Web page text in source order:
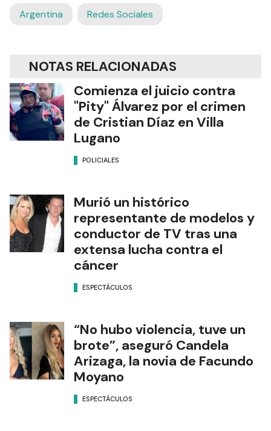
Argentina Redes Sociales
NOTAS RELACIONADAS
Comienza el juicio contra
"Pity" Álvarez por el crimen
de Cristian Díaz en Villa
Lugano
POLICIALES
Murió un histórico
representante de modelos y
conductor de TV tras una
extensa lucha contra el
cáncer
ESPECTÁCULOS
“No hubo violencia, tuve un
brote”, aseguró Candela
Arizaga, la novia de Facundo
Moyano
ESPECTÁCULOS